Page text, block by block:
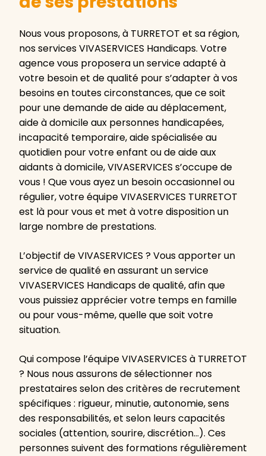
Nous vous proposons, à TURRETOT et sa région,
nos services VIVASERVICES Handicaps. Votre
agence vous proposera un service adapté à
votre besoin et de qualité pour s’adapter à vos
besoins en toutes circonstances, que ce soit
pour une demande de aide au déplacement,
aide à domicile aux personnes handicapées,
incapacité temporaire, aide spécialisée au
quotidien pour votre enfant ou de aide aux
aidants à domicile, VIVASERVICES s’occupe de
vous ! Que vous ayez un besoin occasionnel ou
régulier, votre équipe VIVASERVICES TURRETOT
est là pour vous et met à votre disposition un
large nombre de prestations.
L’objectif de VIVASERVICES ? Vous apporter un
service de qualité en assurant un service
VIVASERVICES Handicaps de qualité, afin que
vous puissiez apprécier votre temps en famille
ou pour vous-même, quelle que soit votre
situation.
Qui compose l’équipe VIVASERVICES à TURRETOT
? Nous nous assurons de sélectionner nos
prestataires selon des critères de recrutement
spécifiques : rigueur, minutie, autonomie, sens
des responsabilités, et selon leurs capacités
sociales (attention, sourire, discrétion…). Ces
personnes suivent des formations régulièrement